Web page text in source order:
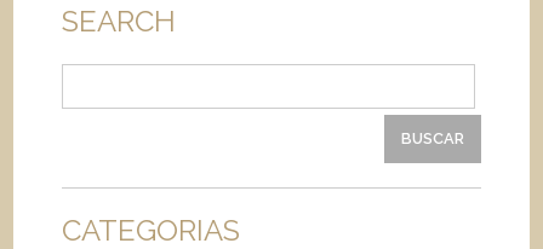
SEARCH
CATEGORIAS